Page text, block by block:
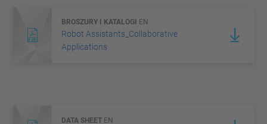
BROSZURY I KATALOGI EN
Robot Assistants_Collaborative
Applications
DATA SHEET EN